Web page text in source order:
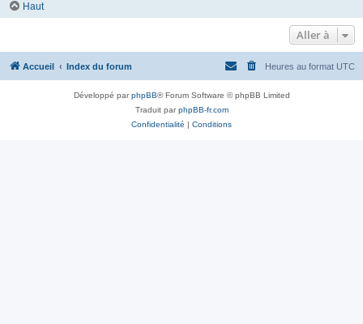
Haut
Aller à
Accueil Index du forum Heures au format UTC
Développé parphpBB® Forum Software © phpBB Limited
Traduit parphpBB-fr.com
Confidentialité | Conditions